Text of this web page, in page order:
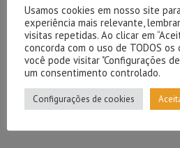
Usamos cookies em nosso site
experiência mais relevante,
visitas repetidas. Ao clicar em
concorda com o uso de TODOS
você pode visitar "Configurações
um consentimento controlado.
Configurações de cookies